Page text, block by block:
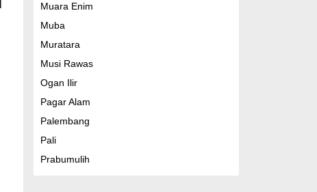
Muara Enim
Muba
Muratara
Musi Rawas
Ogan Ilir
Pagar Alam
Palembang
Pali
Prabumulih